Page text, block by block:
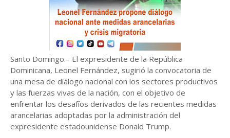
Santo Domingo.– El expresidente de la República
Dominicana, Leonel Fernández, sugirió la convocatoria de
una mesa de diálogo nacional con los sectores productivos
y las fuerzas vivas de la nación, con el objetivo de
enfrentar los desafíos derivados de las recientes medidas
arancelarias adoptadas por la administración del
expresidente estadounidense Donald Trump.